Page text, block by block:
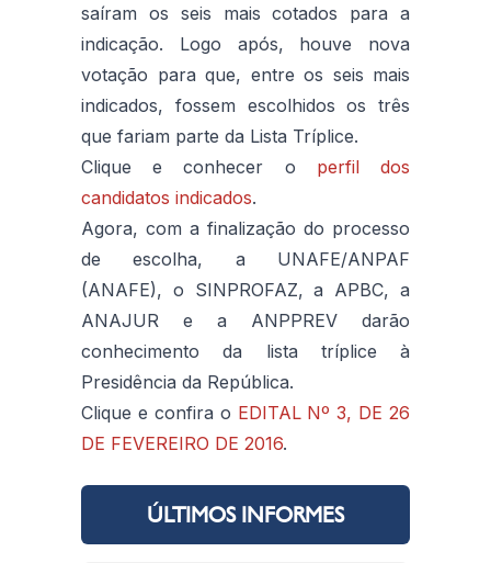
saíram os seis mais cotados para a
indicação. Logo após, houve nova
votação para que, entre os seis mais
indicados, fossem escolhidos os três
que fariam parte da Lista Tríplice.
Clique e conhecer o perfil dos
candidatos indicados.
Agora, com a finalização do processo
de escolha, a UNAFE/ANPAF
(ANAFE), o SINPROFAZ, a APBC, a
ANAJUR e a ANPPREV darão
conhecimento da lista tríplice à
Presidência da República.
Clique e confira o EDITAL Nº 3, DE 26
DE FEVEREIRO DE 2016.
ÚLTIMOS INFORMES